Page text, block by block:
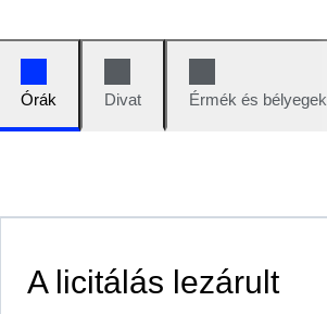
Órák Divat Érmék és bélyegek
A licitálás lezárult